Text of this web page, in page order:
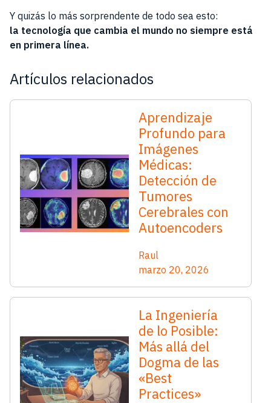
Y quizás lo más sorprendente de todo sea esto:
la tecnología que cambia el mundo no siempre está
en primera línea.
Artículos relacionados
Aprendizaje
Profundo para
Imágenes
Médicas:
Detección de
Tumores
Cerebrales con
Autoencoders
Raul
marzo 20, 2026
La Ingeniería
de lo Posible:
Más allá del
Dogma de las
«Best
Practices»